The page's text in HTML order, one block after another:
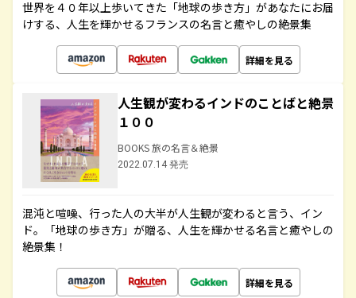
世界を４０年以上歩いてきた「地球の歩き方」があなたにお届
けする、人生を輝かせるフランスの名言と癒やしの絶景集
詳細を見る
人生観が変わるインドのことばと絶景
１００
BOOKS 旅の名言＆絶景
2022.07.14 発売
混沌と喧噪、行った人の大半が人生観が変わると言う、イン
ド。「地球の歩き方」が贈る、人生を輝かせる名言と癒やしの
絶景集！
詳細を見る